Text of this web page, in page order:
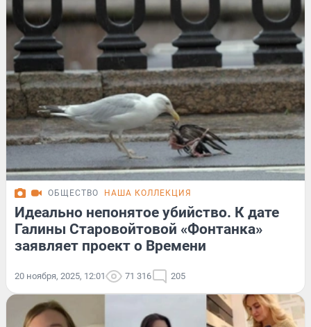
ОБЩЕСТВО НАША КОЛЛЕКЦИЯ
Идеально непонятое убийство. К дате
Галины Старовойтовой «Фонтанка»
заявляет проект о Времени
20 ноября, 2025, 12:01 71 316 205